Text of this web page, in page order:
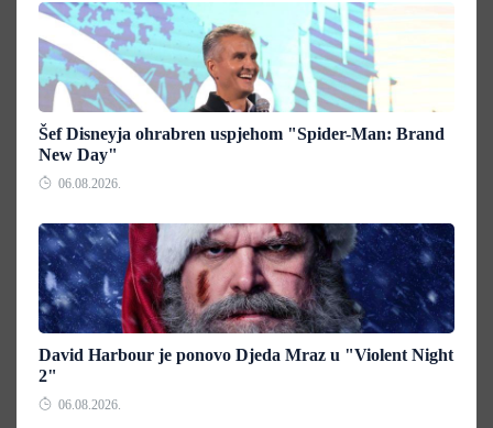
Šef Disneyja ohrabren uspjehom "Spider-Man: Brand
New Day"
06.08.2026.
David Harbour je ponovo Djeda Mraz u "Violent Night
2"
06.08.2026.